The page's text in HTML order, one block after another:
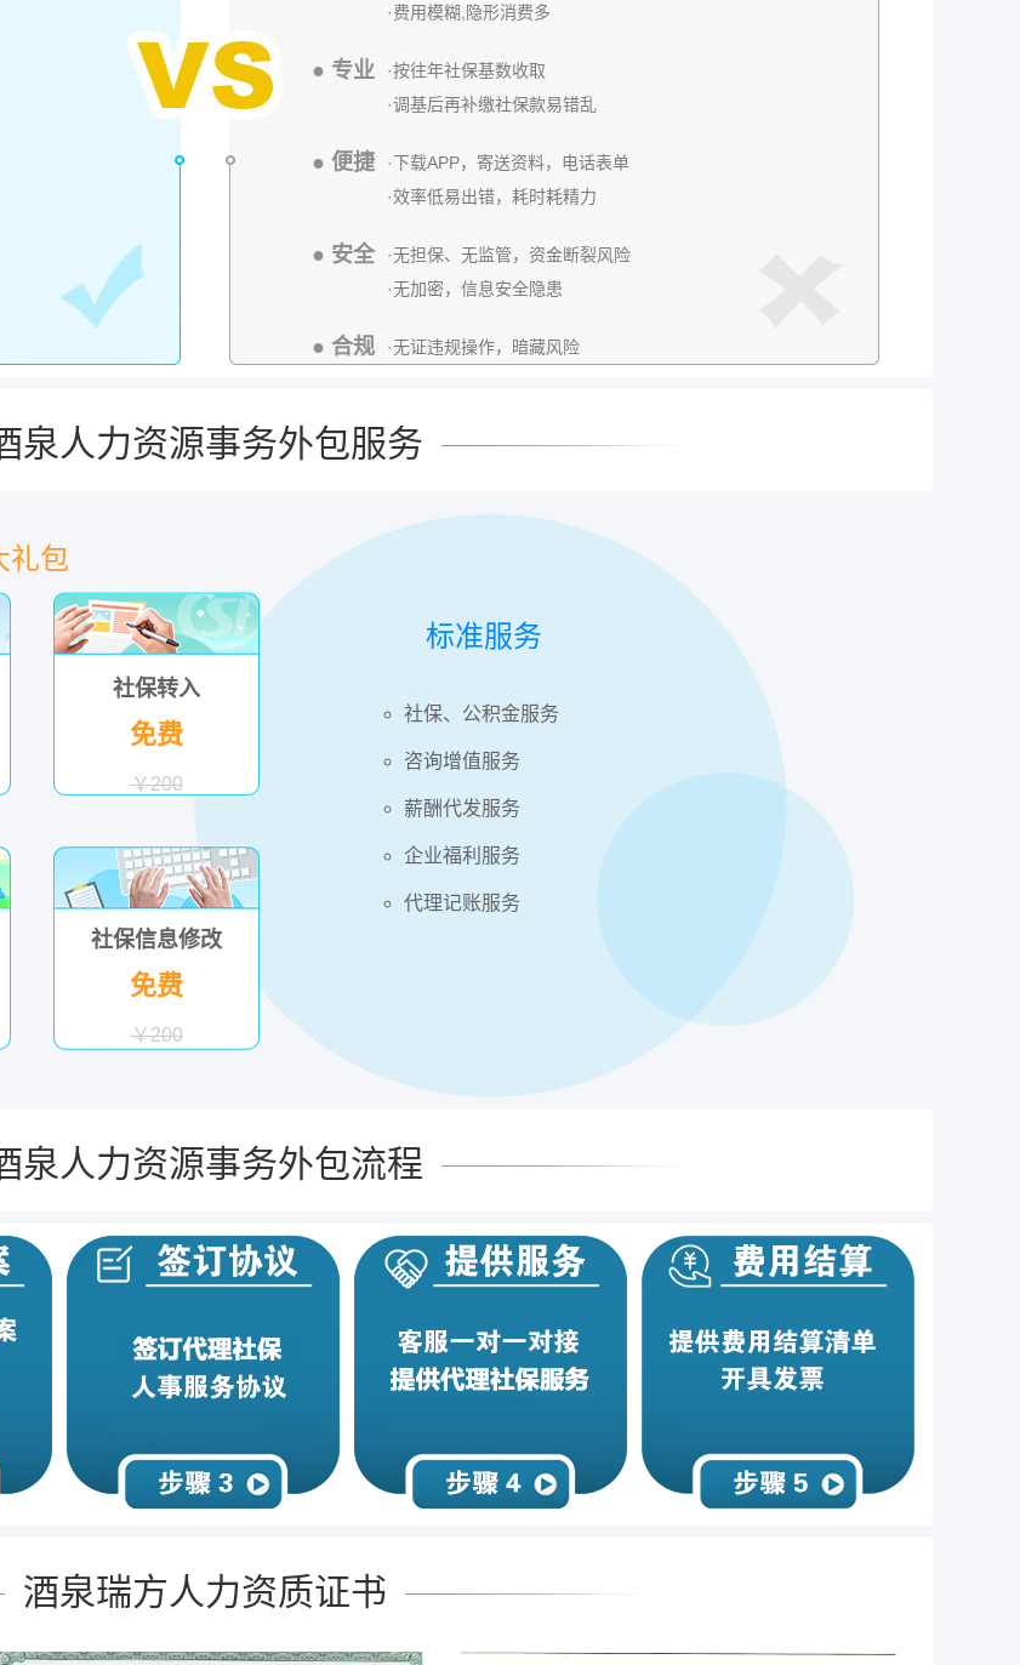
·费用模糊,隐形消费多
● 专业
·按往年社保基数收取
·调基后再补缴社保款易错乱
● 便捷
·下载APP，寄送资料，电话表单
·效率低易出错，耗时耗精力
● 安全
·无担保、无监管，资金断裂风险
·无加密，信息安全隐患
● 合规 ·无证违规操作，暗藏风险
泉人力资源事务外包服务
礼包
社保转入
免费
￥200
社保信息修改
免费
￥200
标准服务
社保、公积金服务
咨询增值服务
薪酬代发服务
企业福利服务
代理记账服务
泉人力资源事务外包流程
酒泉瑞方人力资质证书